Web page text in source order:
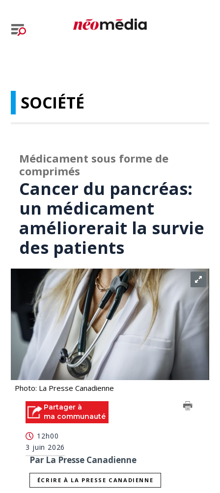
SOCIÉTÉ
Médicament sous forme de
comprimés
Cancer du pancréas:
un médicament
améliorerait la survie
des patients
Photo: La Presse Canadienne
Partager à
ma communauté
12h00
3 juin 2026
Par La Presse Canadienne
ÉCRIRE À LA PRESSE CANADIENNE